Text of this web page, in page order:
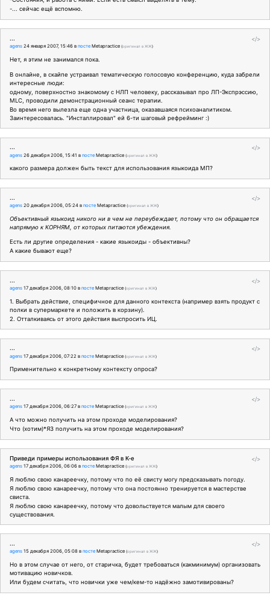
-... сейчас ещё вспомню.
</>
...
agens 24 января 2007, 15:46 в посте Metapractice (оригинал в ЖЖ)
Нет, я этим не занимался пока.
В онлайне, в скайпе устраивал тематическую голосовую конференцию, куда забрели
интересные люди:
одному, поверхностно знакомому с НЛП человеку, рассказывал про ЛП-Экспрэссию,
MLC, проводили демонстрационный сеанс терапии.
Во время него вылезла еще одна участница, оказавшаяся психоаналитиком.
Заинтересовалась. "Инсталлировал" ей 6-ти шаговый рефрейминг :)
</>
...
agens 26 декабря 2006, 15:41 в посте Metapractice (оригинал в ЖЖ)
какого размера должен быть текст для использования языкоида МП?
</>
...
agens 20 декабря 2006, 05:24 в посте Metapractice (оригинал в ЖЖ)
Объективный языкоид никого ни в чем не переубеждает, потому что он обращается
напрямую к КОРНЯМ, от которых питаются убеждения.
Есть ли другие определения - какие языкоиды - объективны?
А какие бывают еще?
</>
...
agens 17 декабря 2006, 08:10 в посте Metapractice (оригинал в ЖЖ)
1. Выбрать действие, специфичное для данного контекста (например взять продукт с
полки в супермаркете и положить в корзину).
2. Отталкиваясь от этого действия выспросить ИЦ.
</>
...
agens 17 декабря 2006, 07:22 в посте Metapractice (оригинал в ЖЖ)
Применительно к конкретному контексту опроса?
</>
...
agens 17 декабря 2006, 06:27 в посте Metapractice (оригинал в ЖЖ)
А что можно получить на этом проходе моделирования?
Что (хотим)*ЯЗ получить на этом проходе моделирования?
</>
Приведи примеры использования ФЯ в К-е
agens 17 декабря 2006, 06:06 в посте Metapractice (оригинал в ЖЖ)
Я люблю свою канареечку, потому что по её свисту могу предсказывать погоду.
Я люблю свою канареечку, потому что она постоянно тренируется в мастерстве
свиста.
Я люблю свою канареечку, потому что довольствуется малым для своего
существования.
</>
...
agens 15 декабря 2006, 05:08 в посте Metapractice (оригинал в ЖЖ)
Но в этом случае от него, от старичка, будет требоваться (какминимум) организовать
мотивацию новичков.
Или будем считать, что новички уже чем/кем-то надёжно замотивированы?